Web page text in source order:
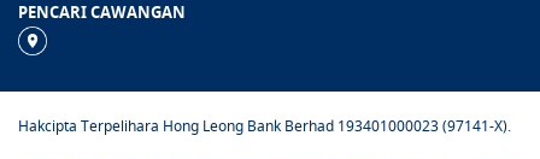
PENCARI CAWANGAN
Hakcipta Terpelihara Hong Leong Bank Berhad 193401000023 (97141-X).